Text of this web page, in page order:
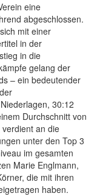
eine
abgeschlossen.
mit einer
in der
in die
gelang der
– ein bedeutender
30:12
Durchschnitt von
an die
unter den Top 3
im gesamten
Marie Englmann,
die mit ihren
haben.